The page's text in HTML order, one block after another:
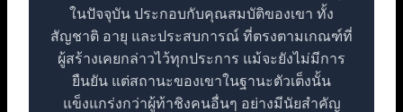
ในปัจจุบัน ประกอบกับคุณสมบัติของเขา ทั้ง
สัญชาติ อายุ และประสบการณ์ ที่ตรงตามเกณฑ์ที่
ผู้สร้างเคยกล่าวไว้ทุกประการ แม้จะยังไม่มีการ
ยืนยัน แต่สถานะของเขาในฐานะตัวเต็งนั้น
แข็งแกร่งกว่าผู้ท้าชิงคนอื่นๆ อย่างมีนัยสำคัญ